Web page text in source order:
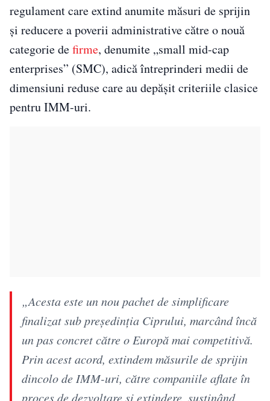
regulament care extind anumite măsuri de sprijin
și reducere a poverii administrative către o nouă
categorie defirme, denumite „small mid-cap
enterprises” (SMC), adică întreprinderi medii de
dimensiuni reduse care au depășit criteriile clasice
pentru IMM-uri.
„Acesta este un nou pachet de simplificare
finalizat sub președinția Ciprului, marcând încă
un pas concret către o Europă mai competitivă.
Prin acest acord, extindem măsurile de sprijin
dincolo de IMM-uri, către companiile aflate în
proces de dezvoltare și extindere, susținând